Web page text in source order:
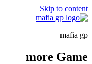
Skip to content
mafia gp
more Game